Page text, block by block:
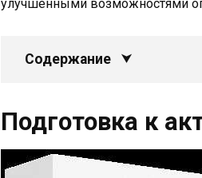
улучшенными возможностями
Содержание
Подготовка к